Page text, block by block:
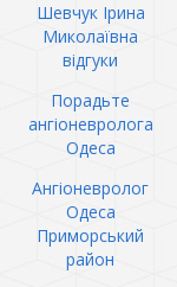
Шевчук Ірина
Миколаївна
відгуки
Порадьте
ангіоневролога
Одеса
Ангіоневролог
Одеса
Приморський
район